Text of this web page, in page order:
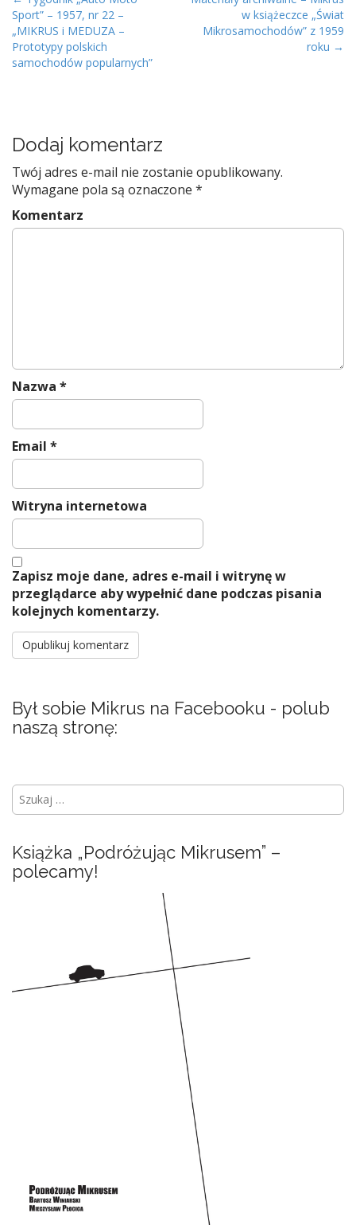
o
s
t
i
g
a
t
i
Sport” – 1957, nr 22 –
„MIKRUS i MEDUZA –
Prototypy polskich
samochodów popularnych”
w książeczce „Świat
Mikrosamochodów” z 1959
roku →
Dodaj komentarz
Twój adres e-mail nie zostanie opublikowany.
Wymagane pola są oznaczone *
Komentarz
Nazwa *
Email *
Witryna internetowa
Zapisz moje dane, adres e-mail i witrynę w
przeglądarce aby wypełnić dane podczas pisania
kolejnych komentarzy.
Był sobie Mikrus na Facebooku - polub
naszą stronę:
S
a
j
:
Książka „Podróżując Mikrusem” –
polecamy!